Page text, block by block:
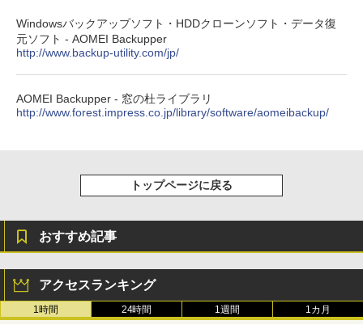
ージ、防水、7インチカラーディスプレ
イ、色調調節ライト、最大8週間持続バッ
テリー、広告無し、ブラック (2025年発
￥31,980
整、色調調節ライト、プレミアムペン付
き、グラファイト
Windowsバックアップソフト・HDDクローンソフト・データ復
元ソフト - AOMEI Backupper
http://www.backup-utility.com/jp/
AOMEI Backupper - 窓の杜ライブラリ
http://www.forest.impress.co.jp/library/software/aomeibackup/
トップページに戻る
おすすめ記事
アクセスランキング
1時間 24時間 1週間 1カ月